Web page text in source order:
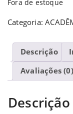
Fora de estoque
Categoria:
Descrição
Avaliações (0)
Descrição